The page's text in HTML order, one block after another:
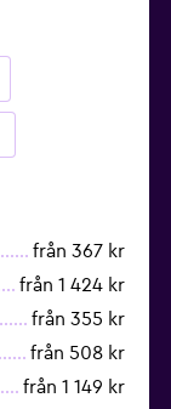
från 367 kr
från 1 424 kr
från 355 kr
från 508 kr
från 1 149 kr